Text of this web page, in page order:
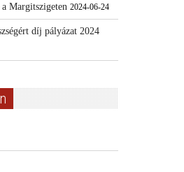
Margitszigeten 2024-06-24
díj pályázat 2024